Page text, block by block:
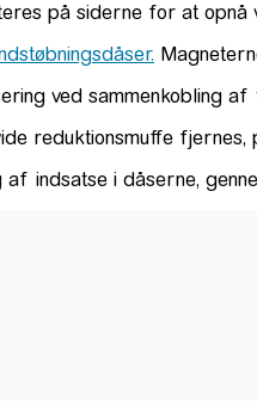
på siderne for at
ved sammenkobling
reduktionsmuffe
indsatse i dåserne,